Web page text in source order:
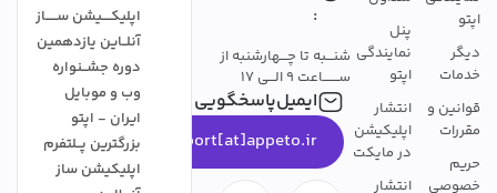
اپتو
دیگر
خدمات
قوانین و
مقررات
حریم
خصوصی
پنل
نمایندگی
اپتو
انتشار
اپلیکیشن
در مایکت
انتشار
:
شنـــبه تا چـــهارشنبه از
ســـــــاعت 9 الـــی 17
ایمیل‌پاسخگویی
support[at]appeto.ir
اپلیکــــیشن ســـــاز
آنلــاین یازدهمین
دوره جشــنواره
وب و موبایل
ایران - اپتو
بزرگترین پــلتفرم
اپلیکیشن ساز